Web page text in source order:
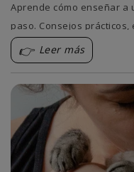
Aprende cómo enseñar a
paso. Consejos
atraen y trucos para evitar
Leer más